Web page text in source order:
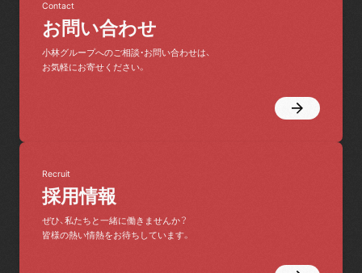
お問い合わせ
Contact
小林グループへのご相談・お問い合わせは、
お気軽にお寄せください。
採用情報
Recruit
ぜひ、私たちと一緒に働きませんか？
皆様の熱い情熱をお待ちしています。